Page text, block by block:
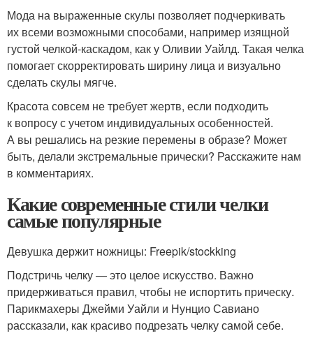
Мода на выраженные скулы позволяет подчеркивать
их всеми возможными способами, например изящной
густой челкой-каскадом, как у Оливии Уайлд. Такая челка
помогает скорректировать ширину лица и визуально
сделать скулы мягче.
Красота совсем не требует жертв, если подходить
к вопросу с учетом индивидуальных особенностей.
А вы решались на резкие перемены в образе? Может
быть, делали экстремальные прически? Расскажите нам
в комментариях.
Какие современные стили челки
самые популярные
Девушка держит ножницы: Freepik/stockking
Подстричь челку — это целое искусство. Важно
придерживаться правил, чтобы не испортить прическу.
Парикмахеры Джейми Уайли и Нунцио Савиано
рассказали, как красиво подрезать челку самой себе.